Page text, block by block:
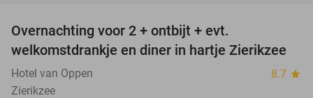
Overnachting voor 2 + ontbijt + evt.
welkomstdrankje en diner in hartje Zierikzee
Hotel van Oppen 8.7 star
Zierikzee